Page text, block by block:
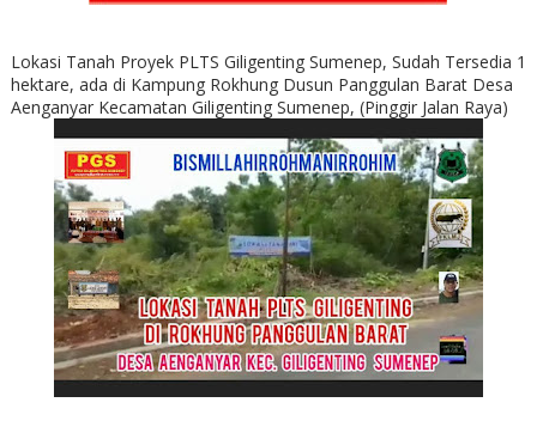
Lokasi Tanah Proyek PLTS Giligenting Sumenep, Sudah Tersedia 1
hektare, ada di Kampung Rokhung Dusun Panggulan Barat Desa
Aenganyar Kecamatan Giligenting Sumenep, (Pinggir Jalan Raya)